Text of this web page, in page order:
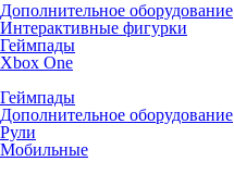
Дополнительное оборудование
Интерактивные фигурки
Геймпады
Xbox One
Геймпады
Дополнительное оборудование
Рули
Мобильные